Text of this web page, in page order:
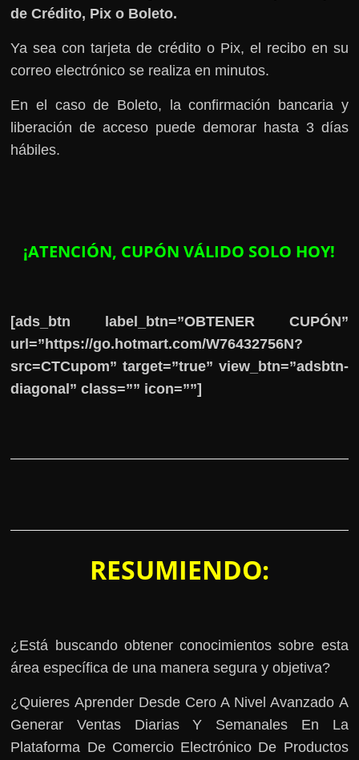
de Crédito, Pix o Boleto.
Ya sea con tarjeta de crédito o Pix, el recibo en su
correo electrónico se realiza en minutos.
En el caso de Boleto, la confirmación bancaria y
liberación de acceso puede demorar hasta 3 días
hábiles.
¡ATENCIÓN, CUPÓN VÁLIDO SOLO HOY!
[ads_btn label_btn=”OBTENER CUPÓN”
url=”https://go.hotmart.com/W76432756N?
src=CTCupom” target=”true” view_btn=”adsbtn-
diagonal” class=”” icon=””]
RESUMIENDO:
¿Está buscando obtener conocimientos sobre esta
área específica de una manera segura y objetiva?
¿Quieres Aprender Desde Cero A Nivel Avanzado A
Generar Ventas Diarias Y Semanales En La
Plataforma De Comercio Electrónico De Productos